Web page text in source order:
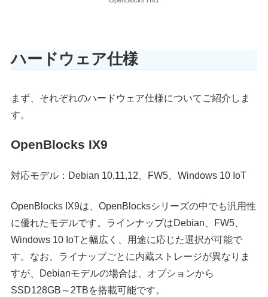
ハードウェア仕様
まず、それぞれのハードウェア仕様についてご紹介しま
す。
OpenBlocks IX9
対応モデル：Debian 10,11,12、FW5、Windows 10 IoT
OpenBlocks IX9は、OpenBlocksシリーズの中でも汎用性
に優れたモデルです。ラインナップはDebian、FW5、
Windows 10 IoTと幅広く、用途に応じた選択が可能で
す。なお、ライナップごとに内蔵ストレージが異なりま
すが、Debianモデルの場合は、オプションから
SSD128GB～2TBを搭載可能です。